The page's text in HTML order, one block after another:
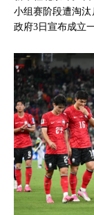
小组赛阶段遭淘
政府3日宣布成立